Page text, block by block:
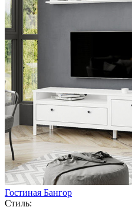
Гостиная Бангор
Стиль: